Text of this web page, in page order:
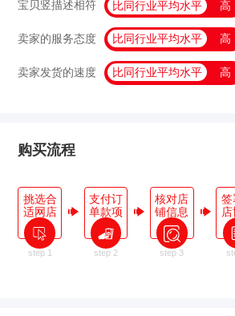
宝贝竖描述相符 比同行业平均水平 高
卖家的服务态度 比同行业平均水平 高
卖家发货的速度 比同行业平均水平 高
购买流程
挑选合
适网店
step 1
支付订
单款项
step 2
核对店
铺信息
step 3
签